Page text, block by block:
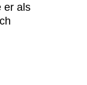
er als